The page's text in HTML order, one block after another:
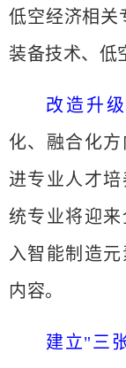
低空经济相关
装备技术、低
改造升
化、融合化
进专业人才
统专业将迎
入智能制造
内容。
建立"三